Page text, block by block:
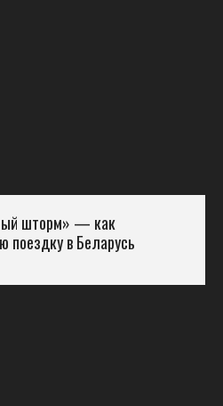
шторм» — как
поездку в Беларусь